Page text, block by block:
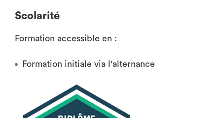
Scolarité
Formation accessible en :
Formation initiale via l'alternance